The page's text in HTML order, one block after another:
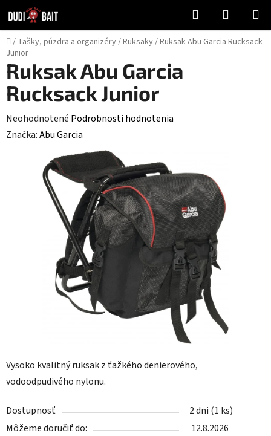
na
obsah
Hľadať
KOŠÍK
Domov
/Tašky, púzdra a organizéry/Ruksaky/Ruksak Abu Garcia Rucksack
Junior
Vysoko kvalitný ruksak z ťažkého denierového,
vodoodpudivého nylonu.
Dostupnosť 2 dni (1 ks)
Môžeme doručiť do:
12.8.2026
Ruksak Abu Garcia
Rucksack Junior
Priemerné
hodnotenie
Neohodnotené Podrobnosti hodnotenia
Značka:Abu Garcia